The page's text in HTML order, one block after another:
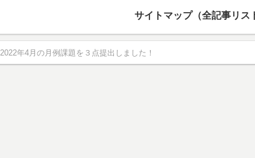
サイトマップ（全記事リス
2022年4月の月例課題を３点提出しました！